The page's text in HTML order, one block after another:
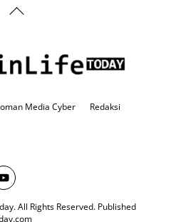
Back
To
Media Cyber
Redaksi
All Rights Reserved. Published